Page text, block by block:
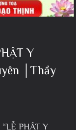
Y
│Thầy
PHẬT Y